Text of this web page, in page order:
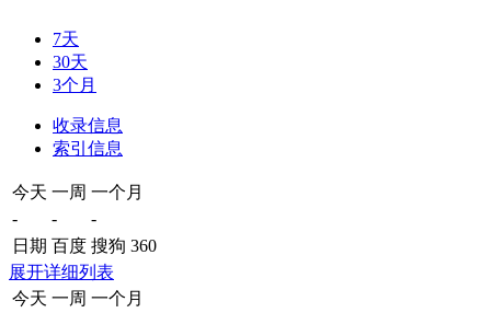
7天
30天
3个月
收录信息
索引信息
今天 一周 一个月
-
-
-
日期 百度 搜狗 360
展开详细列表
今天 一周 一个月